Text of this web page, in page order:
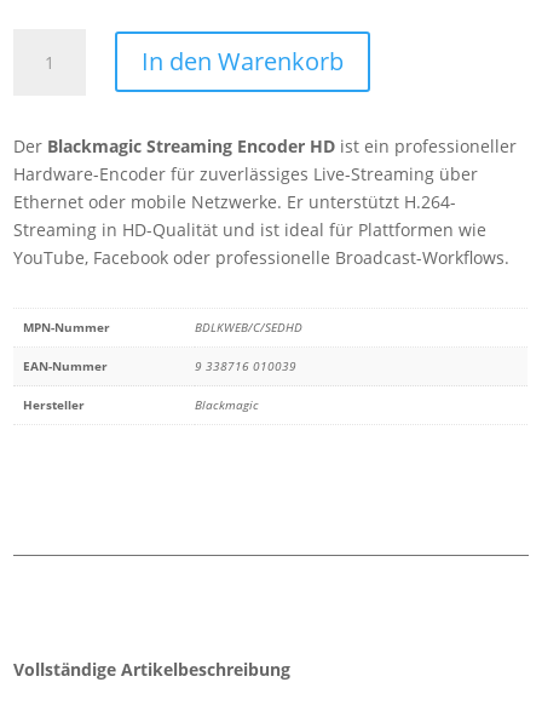
Streaming
Menge
In den Warenkorb
Der Blackmagic Streaming Encoder HD ist ein professioneller
Hardware-Encoder für zuverlässiges Live-Streaming über
Ethernet oder mobile Netzwerke. Er unterstützt H.264-
Streaming in HD-Qualität und ist ideal für Plattformen wie
YouTube, Facebook oder professionelle Broadcast-Workflows.
MPN-Nummer BDLKWEB/C/SEDHD
EAN-Nummer 9 338716 010039
Hersteller Blackmagic
Vollständige Artikelbeschreibung